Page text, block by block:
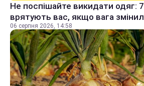
Не поспішайте викидати одяг: 7
врятують вас, якщо вага
06 серпня 2026, 14:58